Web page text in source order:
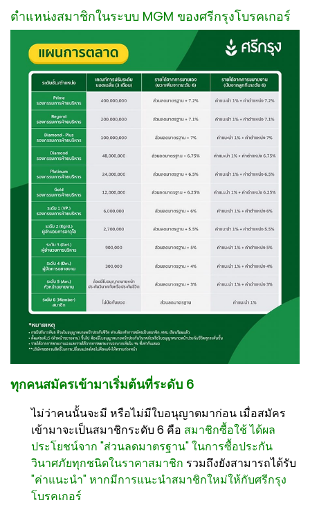
ตำแหน่งสมาชิกในระบบ MGM ของศรีกรุงโบรคเกอร์
ทุกคนสมัครเข้ามาเริ่มต้นที่ระดับ 6
ไม่ว่าคนนั้นจะมี หรือไม่มีใบอนุญาตมาก่อน เมื่อสมัคร
เข้ามาจะเป็นสมาชิกระดับ 6 คือ สมาชิกซื้อใช้ ได้ผล
ประโยชน์จาก "ส่วนลดมาตรฐาน" ในการซื้อประกัน
วินาศภัยทุกชนิดในราคาสมาชิก รวมถึงยังสามารถได้รับ
"ค่าแนะนำ" หากมีการแนะนำสมาชิกใหม่ให้กับศรีกรุง
โบรคเกอร์